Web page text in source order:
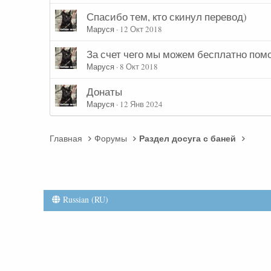
Спасибо тем, кто скинул перевод)
Маруся 12 Окт 2018
За счет чего мы можем бесплатно
Маруся 8 Окт 2018
Донаты
Маруся 12 Янв 2024
Главная Форумы Раздел досуга с баней
Russian (RU)